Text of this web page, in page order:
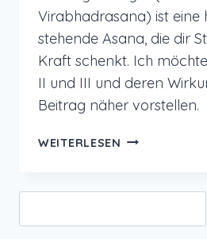
Virabhadrasana) ist eine
stehende Asana, die dir
Kraft schenkt. Ich
II und III und deren
Beitrag näher vorstellen.
WEITERLESEN YOGA
–
MEHR